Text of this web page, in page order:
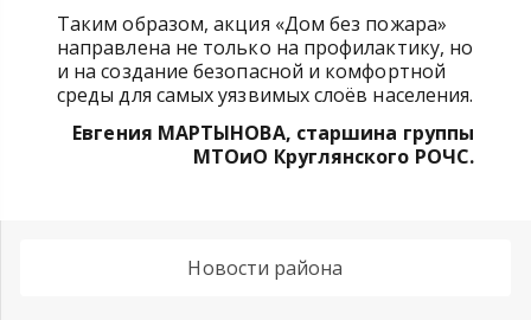
Таким образом, акция «Дом без пожара»
направлена не только на профилактику, но
и на создание безопасной и комфортной
среды для самых уязвимых слоёв населения.
Евгения МАРТЫНОВА, старшина группы
МТОиО Круглянского РОЧС.
Новости района